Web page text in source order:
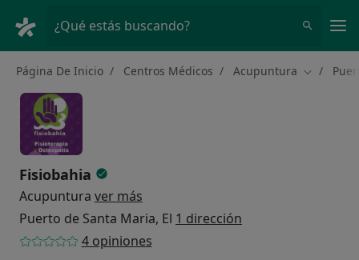
¿Qué estás buscando?
Página De Inicio Centros Médicos Acupuntura Cambiar
Fisiobahia
Acupuntura ver más
Puerto de Santa Maria, El 1 dirección
4 opiniones